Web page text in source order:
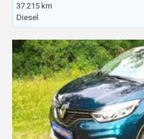
37.215 km
Diesel